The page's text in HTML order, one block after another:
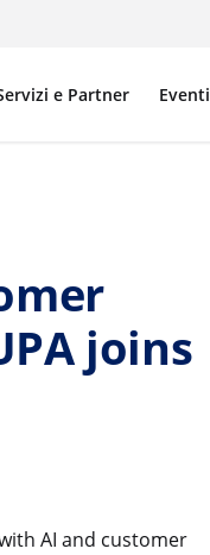
e Partner Eventi
joins
AI and customer